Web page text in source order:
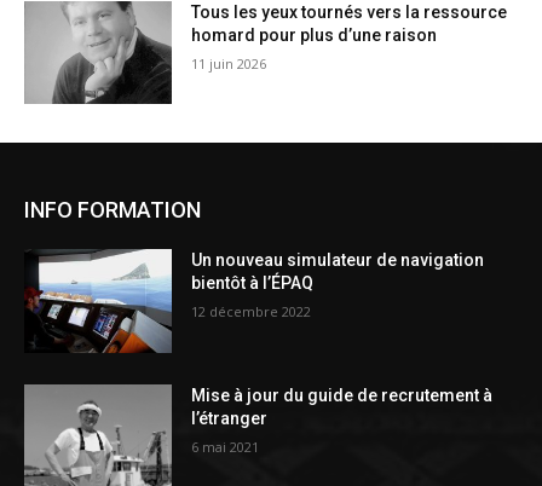
Tous les yeux tournés vers la ressource
homard pour plus d’une raison
11 juin 2026
INFO FORMATION
Un nouveau simulateur de navigation
bientôt à l’ÉPAQ
12 décembre 2022
Mise à jour du guide de recrutement à
l’étranger
6 mai 2021